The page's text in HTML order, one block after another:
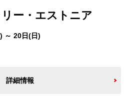
ー・エストニア
～ 20日(日)
詳細情報